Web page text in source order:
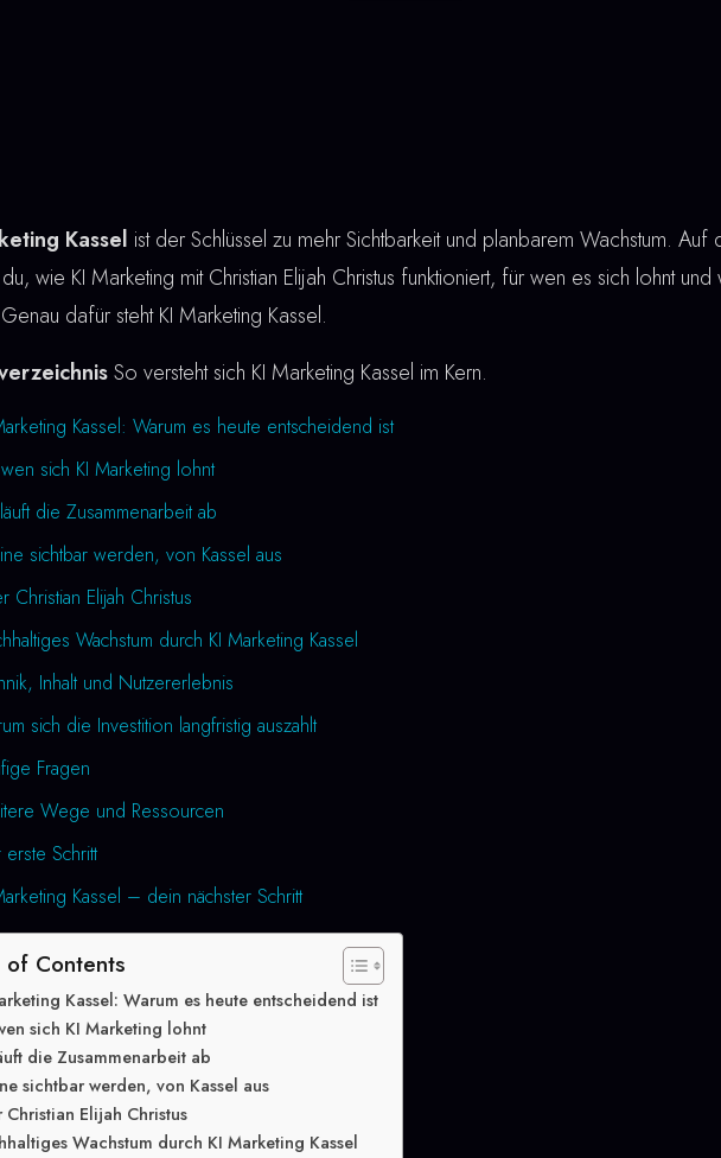
Kassel ist der Schlüssel zu mehr Sichtbarkeit und planbarem Wachstum. Auf
wie KI Marketing mit Christian Elijah Christus funktioniert, für wen es sich lohnt
dafür steht KI Marketing Kassel.
So versteht sich KI Marketing Kassel im Kern.
Kassel: Warum es heute entscheidend ist
sich KI Marketing lohnt
die Zusammenarbeit ab
sichtbar werden, von Kassel aus
Christian Elijah Christus
Wachstum durch KI Marketing Kassel
Inhalt und Nutzererlebnis
sich die Investition langfristig auszahlt
Fragen
Wege und Ressourcen
erste Schritt
Kassel – dein nächster Schritt
of Contents
Kassel: Warum es heute entscheidend ist
sich KI Marketing lohnt
die Zusammenarbeit ab
sichtbar werden, von Kassel aus
Christian Elijah Christus
Wachstum durch KI Marketing Kassel